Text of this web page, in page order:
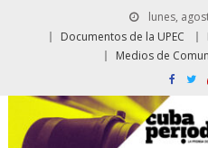
lunes,
Documentos de la UPEC
Medios de